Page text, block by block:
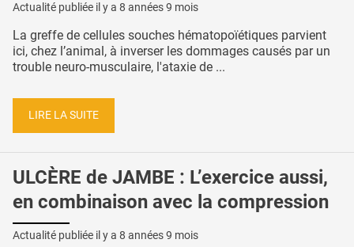
Actualité publiée il y a 8 années 9 mois
La greffe de cellules souches hématopoïétiques parvient
ici, chez l’animal, à inverser les dommages causés par un
trouble neuro-musculaire, l'ataxie de ...
LIRE LA SUITE
ULCÈRE de JAMBE : L’exercice aussi,
en combinaison avec la compression
Actualité publiée il y a 8 années 9 mois